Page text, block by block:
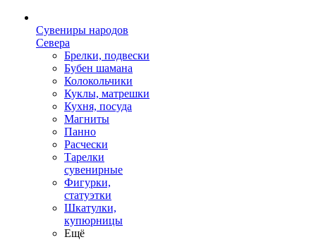
Сувениры народов
Севера
Брелки, подвески
Бубен шамана
Колокольчики
Куклы, матрешки
Кухня, посуда
Магниты
Панно
Расчески
Тарелки
сувенирные
Фигурки,
статуэтки
Шкатулки,
купюрницы
Ещё